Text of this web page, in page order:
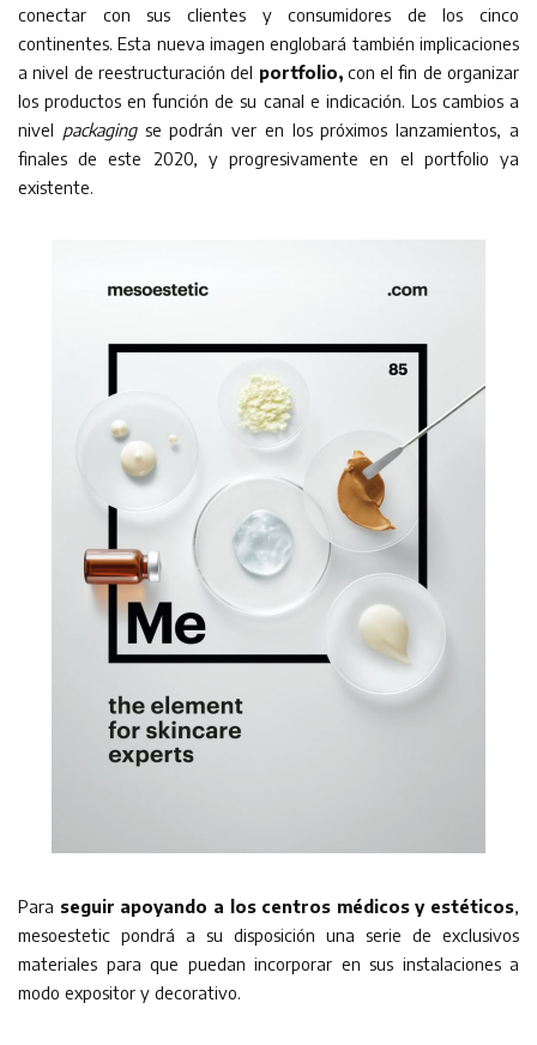
conectar con sus clientes y consumidores de los cinco
continentes. Esta nueva imagen englobará también implicaciones
a nivel de reestructuración del portfolio,con el fin de organizar
los productos en función de su canal e indicación. Los cambios a
nivel packagingse podrán ver en los próximos lanzamientos, a
finales de este 2020, y progresivamente en el portfolio ya
existente.
Para seguir apoyando a los centros médicos y estéticos
mesoestetic pondrá a su disposición una serie de exclusivos
materiales para que puedan incorporar en sus instalaciones a
modo expositor y decorativo.